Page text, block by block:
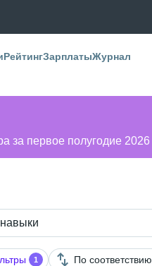
РейтингЗарплатыЖурнал
за первое полугодие
1 По соответствию